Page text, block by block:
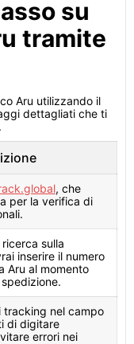
su
tramite
Aru utilizzando il
dettagliati che ti
, che
per la verifica di
sulla
inserire il numero
Aru al momento
tracking nel campo
di digitare
errori nei